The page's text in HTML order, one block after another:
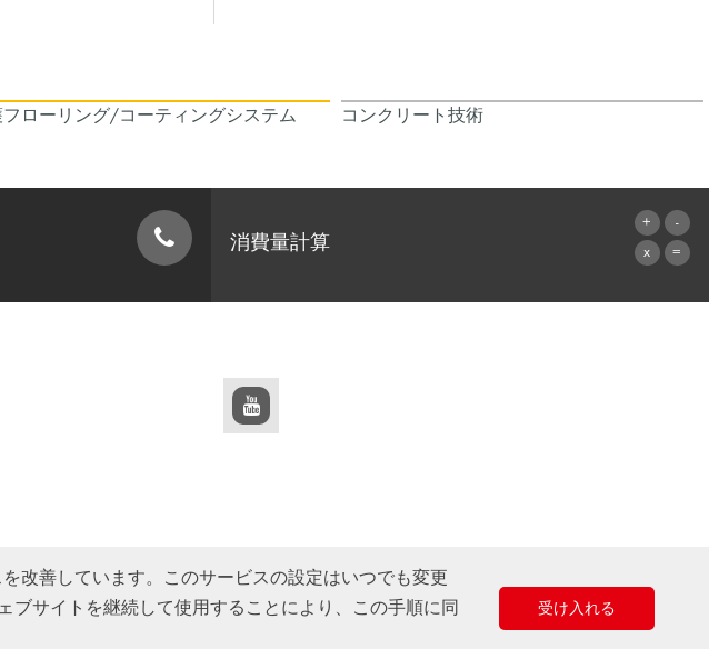
改善しています。このサービスの設定はいつでも変更
ブサイトを継続して使用することにより、この手順に同
受け入れる
フローリング/コーティングシステム コンクリート技術
消費量計算